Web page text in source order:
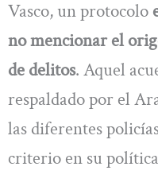
Vasco, un protocolo
no mencionar el
de delitos. Aquel
respaldado por el
las diferentes
criterio en su